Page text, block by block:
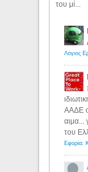
του μί...
ΑΑΔΕ
αιμα...
του